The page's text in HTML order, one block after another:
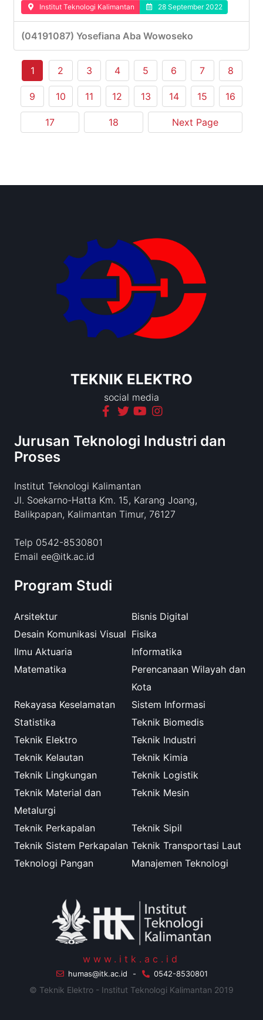
Institut Teknologi Kalimantan 28 September 2022
(04191087) Yosefiana Aba Wowoseko
1 2 3 4 5 6 7 8
9 10 11 12 13 14 15 16
17 18 Next Page
TEKNIK ELEKTRO
social media
Jurusan Teknologi Industri dan
Proses
Institut Teknologi Kalimantan
Jl. Soekarno-Hatta Km. 15, Karang Joang,
Balikpapan, Kalimantan Timur, 76127
Telp 0542-8530801
Email ee@itk.ac.id
Program Studi
Arsitektur
Bisnis Digital
Desain Komunikasi Visual Fisika
Ilmu Aktuaria
Informatika
Matematika
Perencanaan Wilayah dan
Kota
Rekayasa Keselamatan
Sistem Informasi
Statistika
Teknik Biomedis
Teknik Elektro
Teknik Industri
Teknik Kelautan
Teknik Kimia
Teknik Lingkungan
Teknik Logistik
Teknik Material dan
Metalurgi
Teknik Mesin
Teknik Perkapalan
Teknik Sipil
Teknik Sistem Perkapalan Teknik Transportasi Laut
Teknologi Pangan
Manajemen Teknologi
www.itk.ac.id
humas@itk.ac.id - 0542-8530801
© Teknik Elektro - Institut Teknologi Kalimantan 2019